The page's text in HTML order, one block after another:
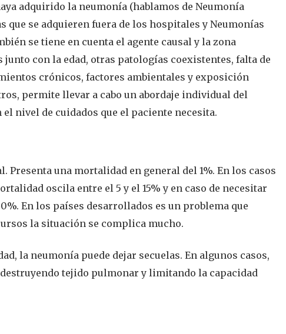
adquirido la neumonía (hablamos de Neumonía
que se adquieren fuera de los hospitales y Neumonías
se tiene en cuenta el agente causal y la zona
junto con la edad, otras patologías coexistentes, falta de
crónicos, factores ambientales y exposición
permite llevar a cabo un abordaje individual del
nivel de cuidados que el paciente necesita.
Presenta una mortalidad en general del 1%. En los casos
oscila entre el 5 y el 15% y en caso de necesitar
En los países desarrollados es un problema que
la situación se complica mucho.
la neumonía puede dejar secuelas. En algunos casos,
tejido pulmonar y limitando la capacidad